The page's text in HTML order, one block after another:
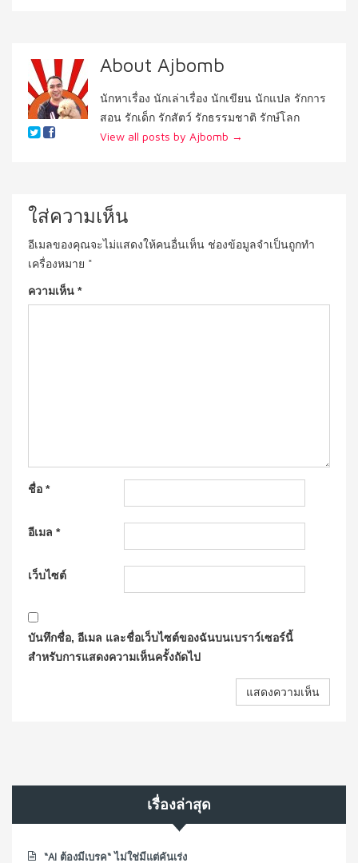
About Ajbomb
นักหาเรื่อง นักเล่าเรื่อง นักเขียน นักแปล รักการ
สอน รักเด็ก รักสัตว์ รักธรรมชาติ รักษ์โลก
View all posts by Ajbomb →
ใส่ความเห็น
อีเมลของคุณจะไม่แสดงให้คนอื่นเห็น ช่องข้อมูลจำเป็นถูกทำ
เครื่องหมาย *
ความเห็น *
ชื่อ *
อีเมล *
เว็บไซต์
บันทึกชื่อ, อีเมล และชื่อเว็บไซต์ของฉันบนเบราว์เซอร์นี้
สำหรับการแสดงความเห็นครั้งถัดไป
เรื่องล่าสุด
“AI ต้องมีเบรค“ ไม่ใช่มีแต่คันเร่ง